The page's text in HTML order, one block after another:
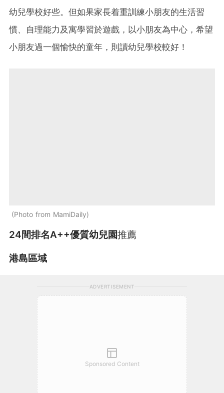
幼兒學校好些。但如果家長着重訓練小朋友的生活習
慣、自理能力及寓學習於遊戲，以小朋友為中心，希望
小朋友過一個愉快的童年，則讀幼兒學校較好！
Photo from MamiDaily
24間排名A++優質幼兒園推薦
港島區域
ADVERTISEMENT
Sponsored Content